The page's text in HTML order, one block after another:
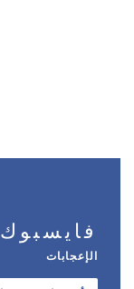
فايسبوك
الإعجابات